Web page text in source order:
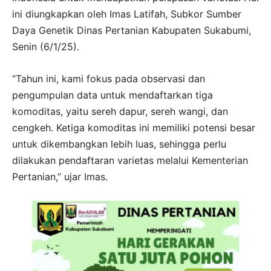
ini diungkapkan oleh Imas Latifah, Subkor Sumber
Daya Genetik Dinas Pertanian Kabupaten Sukabumi,
Senin (6/1/25).
“Tahun ini, kami fokus pada observasi dan
pengumpulan data untuk mendaftarkan tiga
komoditas, yaitu sereh dapur, sereh wangi, dan
cengkeh. Ketiga komoditas ini memiliki potensi besar
untuk dikembangkan lebih luas, sehingga perlu
dilakukan pendaftaran varietas melalui Kementerian
Pertanian,” ujar Imas.